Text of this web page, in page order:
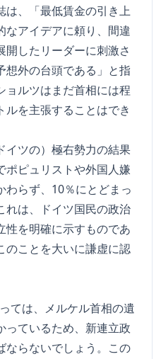
は、「最低賃金の引き上
なアイデアに頼り、間違
開したリーダーに刺激さ
想外の台頭である」と指
ョルツはまだ首相には程
を主張することはでき
イツの）極右勢力の結果
ポピュリストや外国人嫌
わらず、10％にとどまっ
れは、ドイツ国民の政治
性を明確に示すものであ
のことを大いに謙虚に認
ては、メルケル首相の遺
っているため、新連立政
ならないでしょう。この